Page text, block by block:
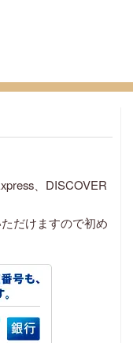
、DISCOVER
だけますので初め